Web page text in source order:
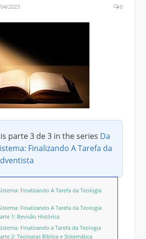
2023 0
parte 3 de 3 in the series Da
Finalizando A Tarefa da
Finalizando A Tarefa da Teologia
Finalizando A Tarefa da Teologia
1: Revisão Histórica
Finalizando a Tarefa da Teologia
2: Teologias Bíblica e Sistemática